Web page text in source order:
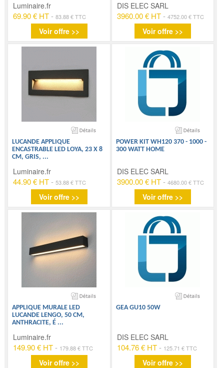
Luminaire.fr
69.90 € HT -83.88 € TTC
Voir offre >>
DIS ELEC SARL
3960.00 € HT- 4752.00 € TTC
Voir offre >>
LUCANDE APPLIQUE
ENCASTRABLE LED LOYA, 23 X 8
CM, GRIS, ...
Luminaire.fr
44.90 € HT -53.88 € TTC
Voir offre >>
POWER KIT WH120 370 - 1000 -
300 WATT HOME
DIS ELEC SARL
3900.00 € HT- 4680.00 € TTC
Voir offre >>
APPLIQUE MURALE LED
LUCANDE LENGO, 50 CM,
ANTHRACITE, É ...
Luminaire.fr
149.90 € HT - 179.88 € TTC
Voir offre >>
GEA GU10 50W
DIS ELEC SARL
104.76 € HT- 125.71 € TTC
Voir offre >>